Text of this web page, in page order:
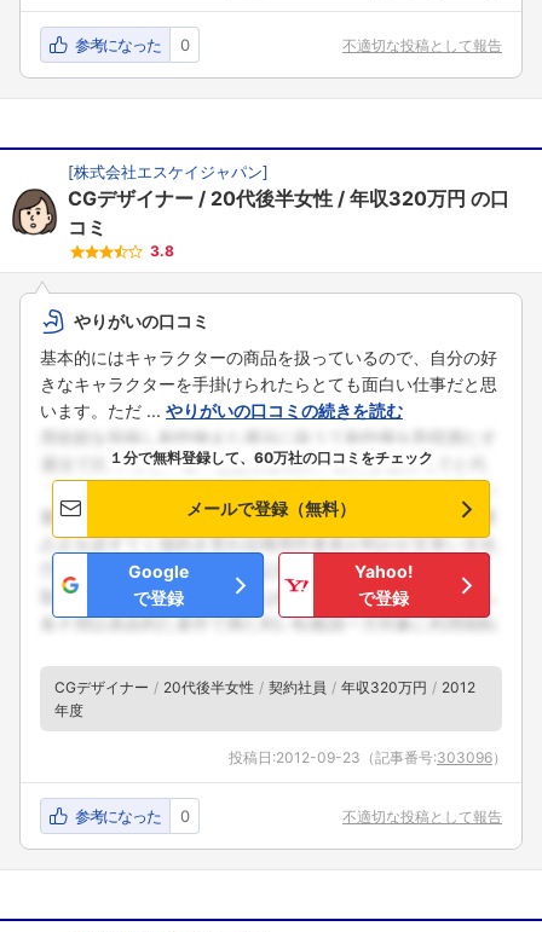
参考になった 0 不適切な投稿として報告
[株式会社エスケイジャパン]
CGデザイナー 20代後半女性 年収320万円 の口
コミ
3.8
やりがいの口コミ
基本的にはキャラクターの商品を扱っているので、自分の好
きなキャラクターを手掛けられたらとても面白い仕事だと思
います。ただ ... やりがいの口コミの続きを読む
１分で無料登録して、60万社の口コミをチェック
メールで登録（無料）
Google
で登録
Yahoo!
で登録
CGデザイナー 20代後半女性 契約社員 年収320万円
2012
年度
投稿日:2012-09-23 （記事番号:303096）
参考になった 0 不適切な投稿として報告